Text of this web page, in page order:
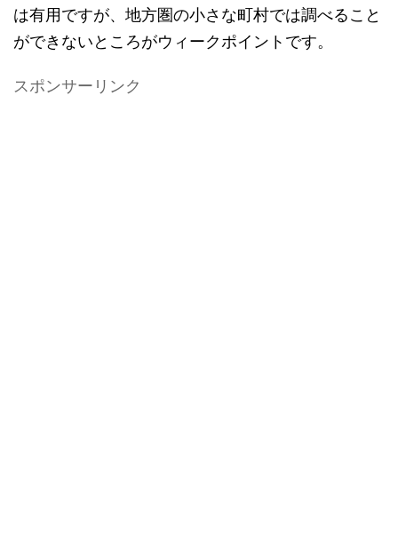
は有用ですが、地方圏の小さな町村では調べること
ができないところがウィークポイントです。
スポンサーリンク